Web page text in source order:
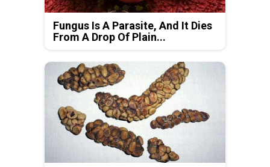
Fungus Is A Parasite, And It Dies
From A Drop Of Plain...